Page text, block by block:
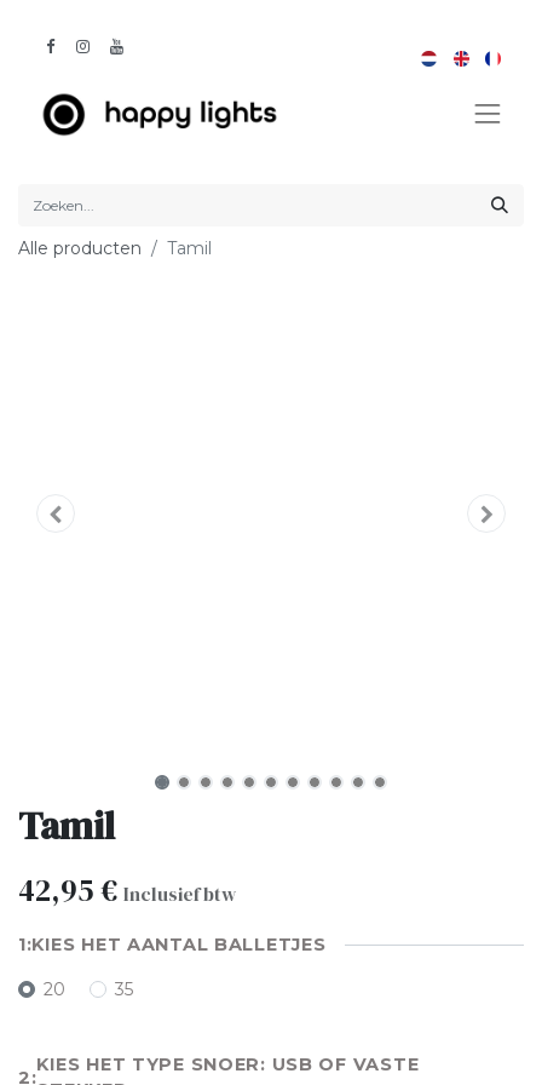
Alle producten Tamil
Tamil
42,95€ Inclusief btw
KIES HET AANTAL BALLETJES
20 35
KIES HET TYPE SNOER: USB OF VASTE